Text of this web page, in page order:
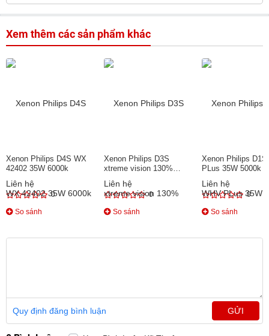
Xem thêm các sản phẩm khác
Xenon Philips D4S WX
42402 35W 6000k
Liên hệ
0
So sánh
Xenon Philips D3S
xtreme vision 130%
Liên hệ
0
So sánh
Xenon Philips D1S
PLus 35W 5000k
Liên hệ
0
So sánh
Quy định đăng bình luận GỬI